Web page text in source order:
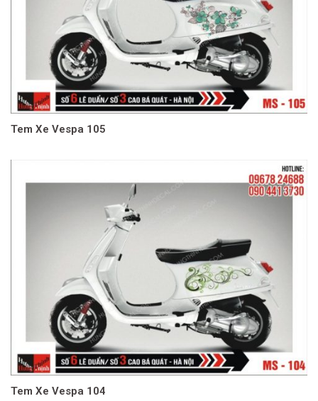
Tem Xe Vespa 105
Tem Xe Vespa 104